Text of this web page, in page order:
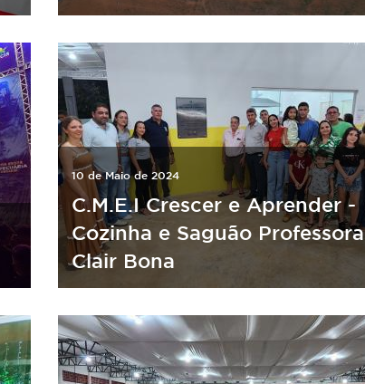
10 de Maio de 2024
C.M.E.I Crescer e Aprender -
Cozinha e Saguão Professora
Clair Bona